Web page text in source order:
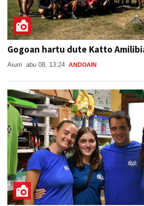
Gogoan hartu dute Katto
Aiurri abu 08, 13:24 ANDOAIN